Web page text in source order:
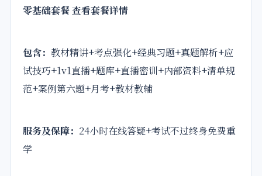
零基础套餐 查看套餐详情
包含： 教材精讲+考点强化+经典习题+真题解析+应
试技巧+1v1直播+题库+直播密训+内部资料+清单规
范+案例第六题+月考+教材教辅
服务及保障： 24小时在线答疑+考试不过终身免费重
学